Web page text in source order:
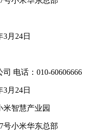
3月24日
电话：010-60606666
3月24日
米智慧产业园
号小米华东总部